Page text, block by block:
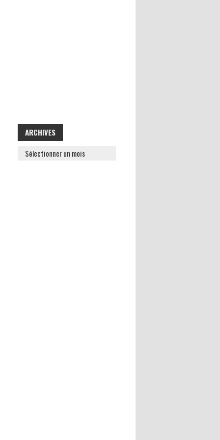
ARCHIVES
ARCHIVES